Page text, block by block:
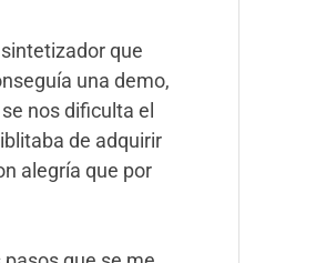
que
una demo,
nos dificulta el
de adquirir
alegría que por